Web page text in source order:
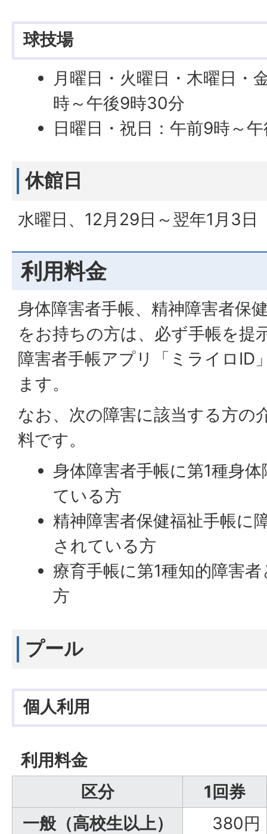
球技場
月曜日・火曜日・木曜日・
時～午後9時30分
日曜日・祝日：午前9時～
休館日
水曜日、12月29日～翌年1月3日
利用料金
身体障害者手帳、精神障害者保
をお持ちの方は、必ず手帳を提
障害者手帳アプリ「ミライロID
ます。
なお、次の障害に該当する方の
料です。
身体障害者手帳に第1種身
ている方
精神障害者保健福祉手帳に
されている方
療育手帳に第1種知的障害
方
プール
個人利用
利用料金
区分
1回券
一般（高校生以上）
380円